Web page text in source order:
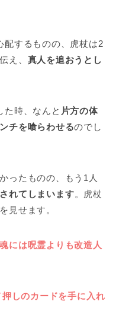
配するものの、虎杖は2
え、 真人を追おうとし
た時、なんと 片方の体
チを喰らわせるのでし
ったものの、もう1人
れてしまいます。虎杖
見せます。
には呪霊よりも改造人
押しのカードを手に入れ